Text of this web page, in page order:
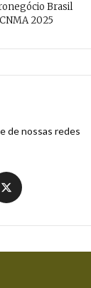
Brasil
2025
de nossas redes